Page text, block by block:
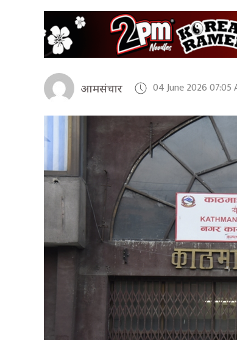
आमसंचार 04 June 2026 07:05